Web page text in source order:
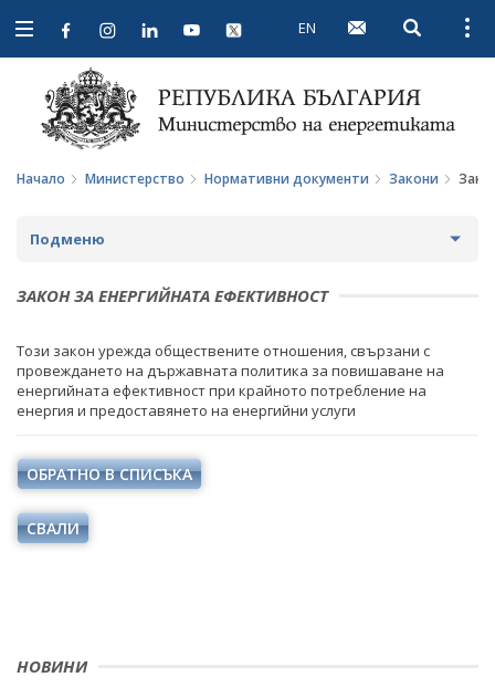
Open
navigation
EN Open
Начало Министерство Нормативни документи Закони
НОВИНИ
Подменю
ЗА МИНИСТЕРСТВОТО
МИСИЯ И ЦЕЛИ
ИСТОРИЯ
СТРУКТУРА
БЮДЖЕТ
КАРИЕРИ
ПОЛИТИЧЕСКИ КАБИНЕТ
НОРМАТИВНИ ДОКУМЕНТИ
ЗАКОНИ
ДИРЕКТИВИ И РЕГЛАМЕНТИ
ЗАКОН ЗА ЕНЕРГИЙНАТА ЕФЕКТИВНОСТ
Този закон урежда обществените отношения, свързани с
провеждането на държавната политика за повишаване на
енергийната ефективност при крайното потребление на
енергия и предоставянето на енергийни услуги
ОБРАТНО В СПИСЪКА
СВАЛИ